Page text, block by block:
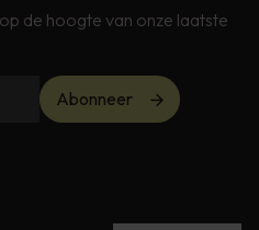
de hoogte van onze laatste
Abonneer